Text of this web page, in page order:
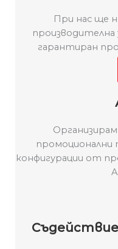
При нас ще
гарантиран
промоционални
конфигурации от